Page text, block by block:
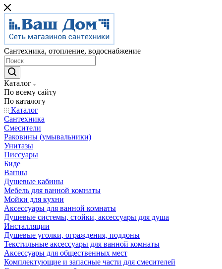
Сантехника, отопление, водоснабжение
Каталог
По всему сайту
По каталогу
Каталог
Сантехника
Смесители
Раковины (умывальники)
Унитазы
Писсуары
Биде
Ванны
Душевые кабины
Мебель для ванной комнаты
Мойки для кухни
Аксессуары для ванной комнаты
Душевые системы, стойки, аксессуары для душа
Инсталляции
Душевые уголки, ограждения, поддоны
Текстильные аксессуары для ванной комнаты
Аксессуары для общественных мест
Комплектующие и запасные части для смесителей